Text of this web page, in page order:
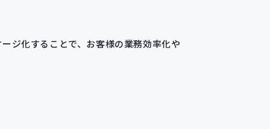
ジ化することで、お客様の業務効率化や